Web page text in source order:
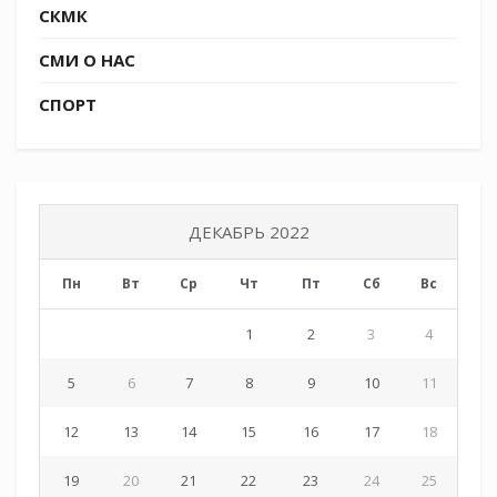
благословил казачат.
показатели в учебе, активное участие в жизни
СКМК
СМИ О НАС
СПОРТ
ДЕКАБРЬ 2022
Пн Вт Ср Чт Пт Сб Вс
1 2 3 4
5 6 7 8 9 10 11
12 13 14 15 16 17 18
19 20 21 22 23 24 25